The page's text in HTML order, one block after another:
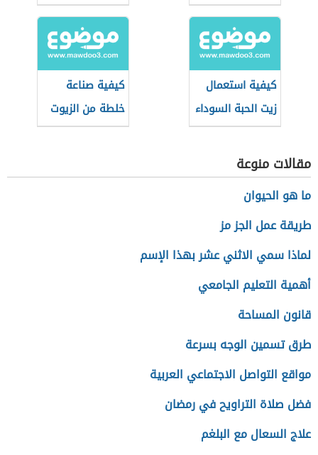
للشعر
كيفية استعمال
زيت الحبة السوداء
للشعر
كيفية صناعة
خلطة من الزيوت
المفيدة للشعر
مقالات منوعة
ما هو الحيوان
طريقة عمل الجز مز
لماذا سمي الاثني عشر بهذا الإسم
أهمية التعليم الجامعي
قانون المساحة
طرق تسمين الوجه بسرعة
مواقع التواصل الاجتماعي العربية
فضل صلاة التراويح في رمضان
علاج السعال مع البلغم